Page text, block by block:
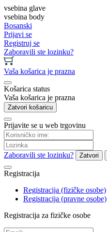
vsebina glave
vsebina body
Bosanski
Prijavi se
Registruj se
Zaboravili ste lozinku?
Vaša košarica je prazna
Košarica status
Vaša košarica je prazna
Zatvori košaricu
Prijavite se u web trgovinu
Zaboravili ste lozinku? Zatvori
Registracija
Registracija (fizičke osobe)
Registracija (pravne osobe)
Registracija za fizičke osobe